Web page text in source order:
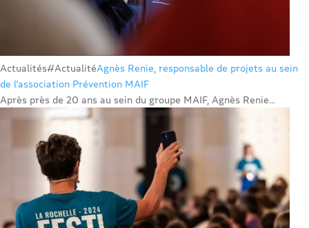
Actualités#ActualitéAgnès Renie, responsable de projets au sein
de l’association Prévention MAIF
Après près de 20 ans au sein du groupe MAIF, Agnès Renie...